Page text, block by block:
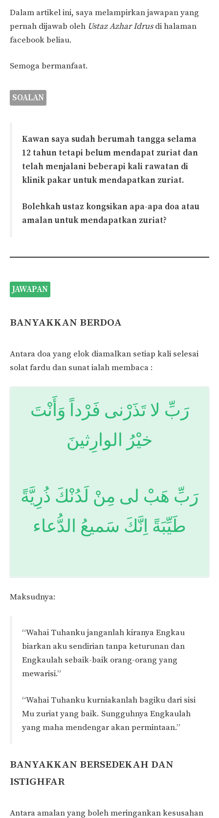
Dalam artikel ini, saya melampirkan jawapan yang
pernah dijawab oleh Ustaz Azhar Idrusdi halaman
facebook beliau.
Semoga bermanfaat.
SOALAN
Kawan saya sudah berumah tangga selama
12 tahun tetapi belum mendapat zuriat dan
telah menjalani beberapi kali rawatan di
klinik pakar untuk mendapatkan zuriat.
Bolehkah ustaz kongsikan apa-apa doa atau
amalan untuk mendapatkan zuriat?
JAWAPAN
BANYAKKAN BERDOA
Antara doa yang elok diamalkan setiap kali selesai
solat fardu dan sunat ialah membaca :
رَبِّ لا تَذَرْنى فَرْداً وَأَنْتَ
خيْرُ الوارِثينَ
رَبِّ هَبْ لى مِنْ لَدُنْكَ ذُرِيَّةً
طَيِّبَةً اِنَّكَ سَميعُ الدُّعاء
Maksudnya:
“Wahai Tuhanku janganlah kiranya Engkau
biarkan aku sendirian tanpa keturunan dan
Engkaulah sebaik-baik orang-orang yang
mewarisi.”
“Wahai Tuhanku kurniakanlah bagiku dari sisi
Mu zuriat yang baik. Sungguhnya Engkaulah
yang maha mendengar akan permintaan.”
BANYAKKAN BERSEDEKAH DAN
ISTIGHFAR
Antara amalan yang boleh meringankan kesusahan